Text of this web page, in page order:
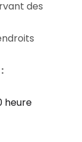
des
heure